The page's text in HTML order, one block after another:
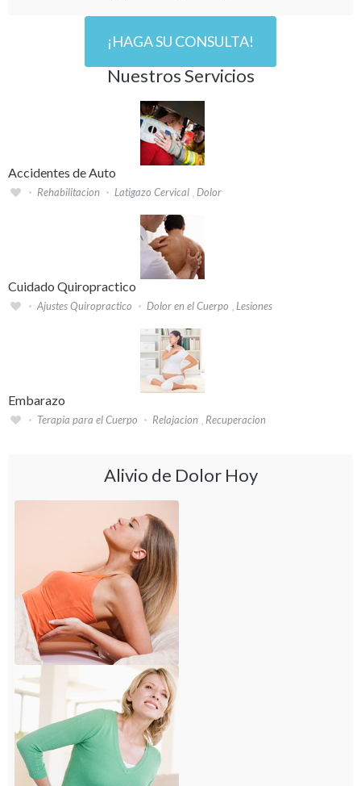
¡HAGA SU CONSULTA!
Nuestros Servicios
Accidentes de Auto
Rehabilitacion Latigazo Cervical ,Dolor
Cuidado Quiropractico
Ajustes Quiropractico Dolor en el Cuerpo ,Lesiones
Embarazo
Terapia para el Cuerpo Relajacion Recuperacion
Alivio de Dolor Hoy